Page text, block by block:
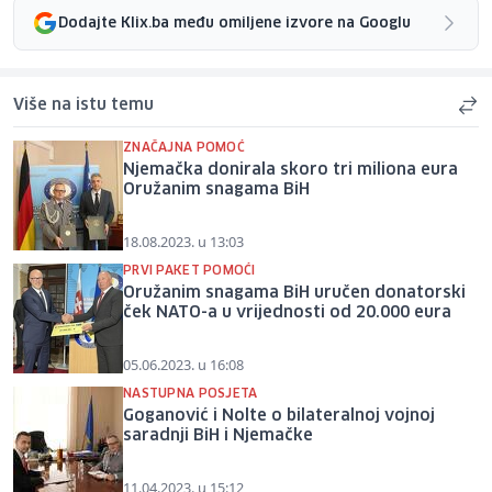
Dodajte Klix.ba među omiljene izvore na Googlu
Više na istu temu
ZNAČAJNA POMOĆ
Njemačka donirala skoro tri miliona eura
Oružanim snagama BiH
18.08.2023. u 13:03
PRVI PAKET POMOĆI
Oružanim snagama BiH uručen donatorski
ček NATO-a u vrijednosti od 20.000 eura
05.06.2023. u 16:08
NASTUPNA POSJETA
Goganović i Nolte o bilateralnoj vojnoj
saradnji BiH i Njemačke
11.04.2023. u 15:12